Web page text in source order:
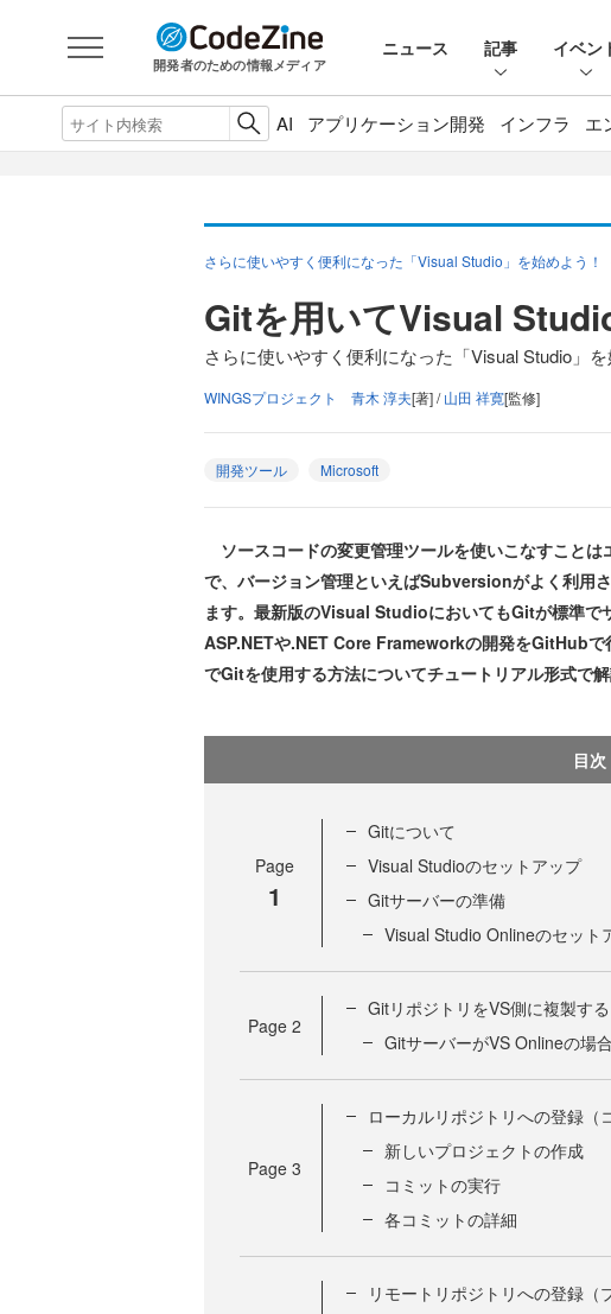
開発者のための情報メディア
ニュース 記事 イベン
AI アプリケーション開発 インフラ エ
さらに使いやすく便利になった「Visual Studio」を始めよう！
Gitを用いてVisual
さらに使いやすく便利になった「Visual Studio」
WINGSプロジェクト 青木 淳夫[著] /山田 祥寛[監修]
開発ツール Microsoft
ソースコードの変更管理ツールを使いこなすこと
で、バージョン管理といえばSubversionがよく利用
ます。最新版のVisual StudioにおいてもGitが標準
ASP.NETや.NET Core Frameworkの開発をGitHub
でGitを使用する方法についてチュートリアル形式で解
目次
Page
1
Gitについて
Visual Studioのセットアップ
Gitサーバーの準備
Visual Studio Onlineのセット
Page 2
GitリポジトリをVS側に複製する
GitサーバーがVS Onlineの場合
Page 3
ローカルリポジトリへの登録（
新しいプロジェクトの作成
コミットの実行
各コミットの詳細
リモートリポジトリへの登録（